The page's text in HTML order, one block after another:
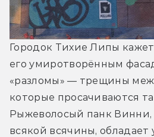
Городок Тихие Липы
его умиротворённым
«разломы» — трещины
которые просачиваются
Рыжеволосый панк Винни,
всякой всячины,